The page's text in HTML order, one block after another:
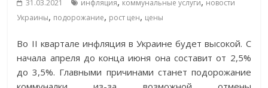
31.03.2021 инфляция коммунальные услуги новости
Украины, подорожание, рост цен, цены
Во II квартале инфляция в Украине будет высокой. С
начала апреля до конца июня она составит от 2,5%
до 3,5%. Главными причинами станет подорожание